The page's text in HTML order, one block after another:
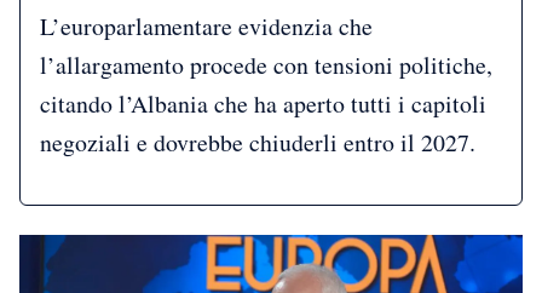
L’europarlamentare evidenzia che
l’allargamento procede con tensioni politiche,
citando l’Albania che ha aperto tutti i capitoli
negoziali e dovrebbe chiuderli entro il 2027.